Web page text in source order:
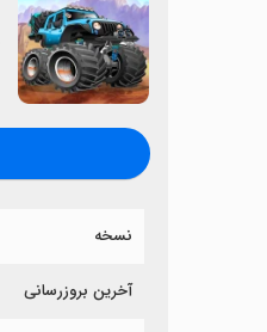
نسخه
آخرین بروزرسانی